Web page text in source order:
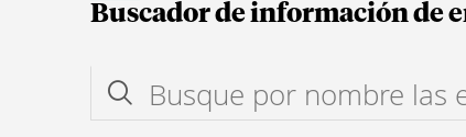
Buscador de información de